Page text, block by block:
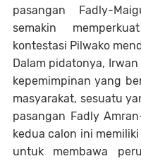
pasangan Fadly-
semakin
kontestasi Pilwako
Dalam pidatonya,
kepemimpinan yang
masyarakat, sesuatu
pasangan Fadly
kedua calon ini
untuk membawa